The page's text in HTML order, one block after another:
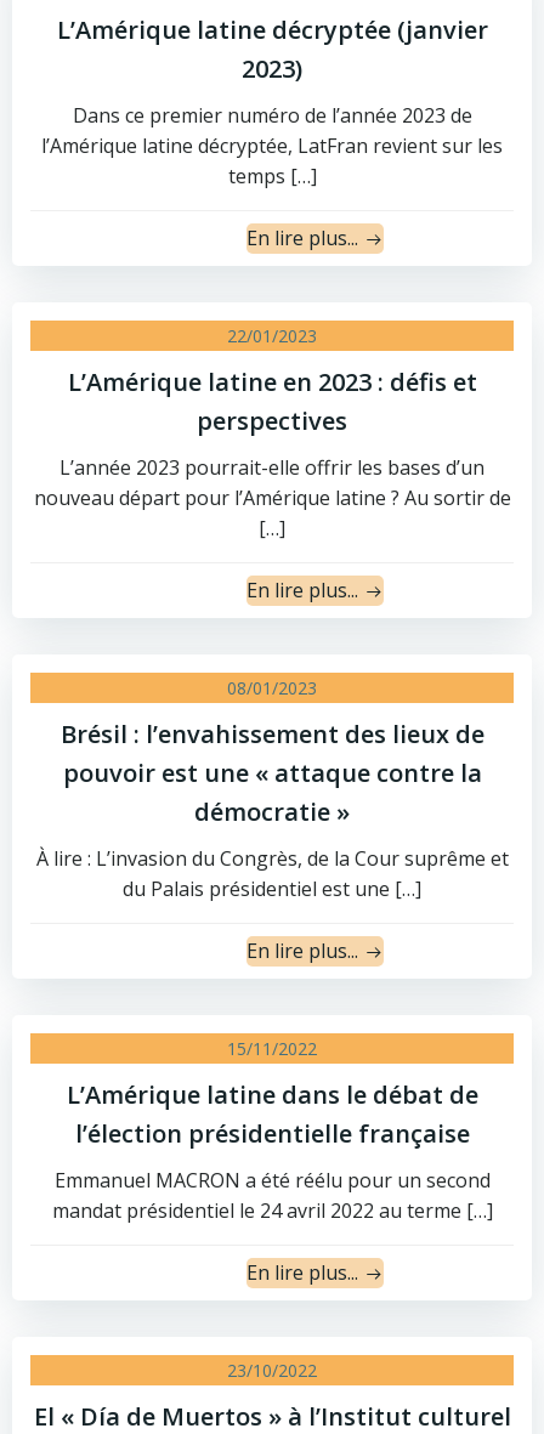
L’Amérique latine décryptée (janvier
2023)
Dans ce premier numéro de l’année 2023 de
l’Amérique latine décryptée, LatFran revient sur les
temps […]
En lire plus...
22/01/2023
L’Amérique latine en 2023 : défis et
perspectives
L’année 2023 pourrait-elle offrir les bases d’un
nouveau départ pour l’Amérique latine ? Au sortir de
[…]
En lire plus...
08/01/2023
Brésil : l’envahissement des lieux de
pouvoir est une « attaque contre la
démocratie »
À lire : L’invasion du Congrès, de la Cour suprême et
du Palais présidentiel est une […]
En lire plus...
15/11/2022
L’Amérique latine dans le débat de
l’élection présidentielle française
Emmanuel MACRON a été réélu pour un second
mandat présidentiel le 24 avril 2022 au terme […]
En lire plus...
23/10/2022
El « Día de Muertos » à l’Institut culturel